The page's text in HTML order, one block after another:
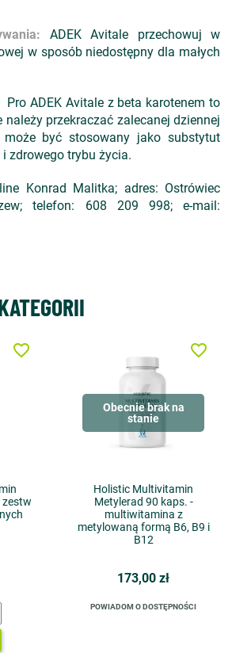
ADEK Avitale przechowuj w
w sposób niedostępny dla małych
Pro ADEK Avitale z beta karotenem to
należy przekraczać zalecanej dziennej
być stosowany jako substytut
zdrowego trybu życia.
Konrad Malitka; adres: Ostrówiec
telefon: 608 209 998; e-mail:
zestw
favorite_border
Obecnie brak na
stanie
Holistic Multivitamin
Metylerad 90 kaps. -
multiwitamina z
metylowaną formą B6, B9 i
B12
173,00 zł
POWIADOM O DOSTĘPNOŚCI
favorite_border